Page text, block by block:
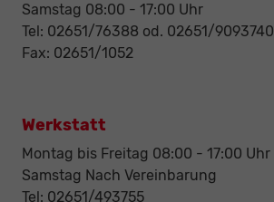
Samstag 08:00 - 17:00 Uhr
Tel: 02651/76388 od. 02651/9093740
Fax: 02651/1052
Werkstatt
Montag bis Freitag 08:00 - 17:00 Uhr
Samstag Nach Vereinbarung
Tel: 02651/493755